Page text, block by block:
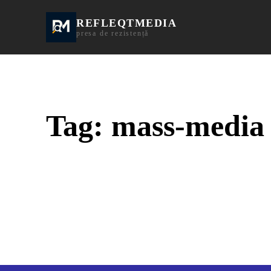
REFLEQTMEDIA
presa de rezistență
Tag: mass-media